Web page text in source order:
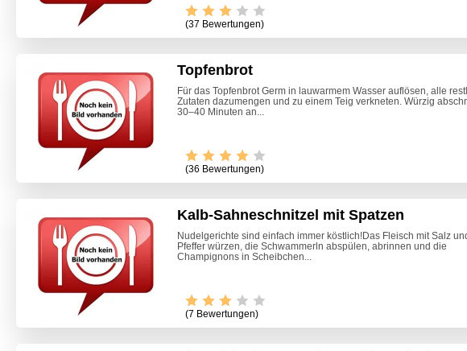
(37 Bewertungen)
Topfenbrot
Für das Topfenbrot Germ in lauwarmem Wasser auflösen, alle
Zutaten dazumengen und zu einem Teig verkneten. Würzig
30–40 Minuten an...
(36 Bewertungen)
Kalb-Sahneschnitzel mit Spatzen
Nudelgerichte sind einfach immer köstlich!Das Fleisch mit Salz
Pfeffer würzen, die Schwammerln abspülen, abrinnen und die
Champignons in Scheibchen...
(7 Bewertungen)